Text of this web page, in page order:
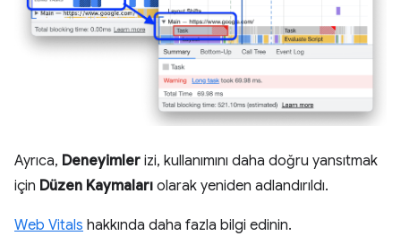
Ayrıca, Deneyimler izi, kullanımını daha doğru yansıtmak
için Düzen Kaymaları olarak yeniden adlandırıldı.
Web Vitals hakkında daha fazla bilgi edinin.